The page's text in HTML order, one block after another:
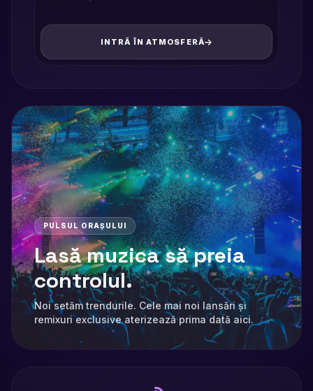
INTRĂ ÎN ATMOSFERĂ
PULSUL ORAȘULUI
Lasă muzica să preia
controlul.
Noi setăm trendurile. Cele mai noi lansări și
remixuri exclusive aterizează prima dată aici.